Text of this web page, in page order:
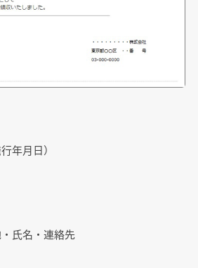
年月日）
氏名・連絡先